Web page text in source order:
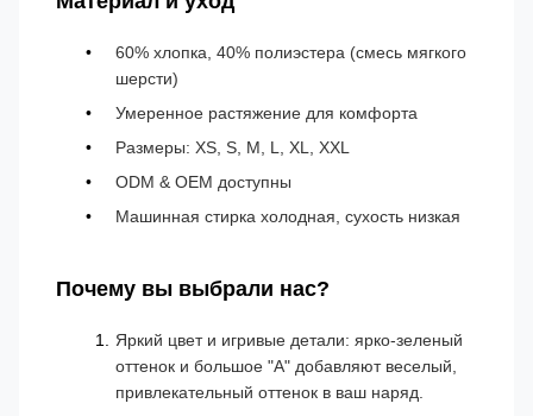
60% хлопка, 40% полиэстера (смесь мягкого
шерсти)
Умеренное растяжение для комфорта
Размеры: XS, S, M, L, XL, XXL
ODM & OEM доступны
Машинная стирка холодная, сухость низкая
Почему вы выбрали нас?
Яркий цвет и игривые детали: ярко-зеленый
оттенок и большое "А" добавляют веселый,
привлекательный оттенок в ваш наряд.